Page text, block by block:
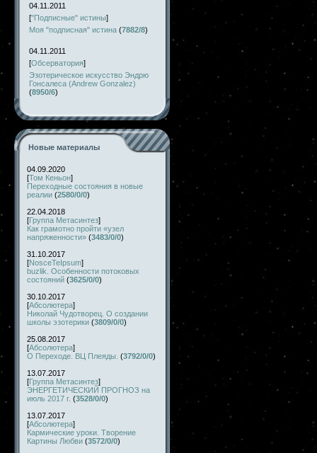
04.11.2011
["Подписные" истины]
Моя "подписная" истина (7882/8)
04.11.2011
[Обсерватория]
Эзотерическое искусство Эндрю
Гонсалеса (Andrew Gonzalez)
(8950/6)
Новые материалы
04.09.2020
[Том Кеньон]
Переходные состояния в новые
реалии (2580/0/0)
22.04.2018
[Группа Метасинтез]
Как грамотно пройти «узел
напряженности» (3483/0/0)
31.10.2017
[NosceTeIpsum]
buzlik. Особенности потоковых
состояний (3625/0/0)
30.10.2017
[Абсолютера]
Николай Чудотворец. О создании
школы эзотерики (3809/0/0)
25.08.2017
[Абсолютера]
О Переходе. ВЦ Плеяды. (3792/0/0)
13.07.2017
[Группа Метасинтез]
ЭНЕРГЕТИЧЕСКИЙ ПРОГНОЗ на
июль 2017 г. (3528/0/0)
13.07.2017
[Абсолютера]
Кармические уроки. Творение
Картины Любви (3572/0/0)